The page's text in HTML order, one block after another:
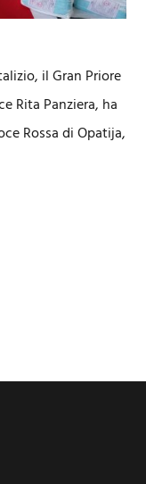
il Gran Priore
Rita Panziera, ha
Rossa di Opatija,